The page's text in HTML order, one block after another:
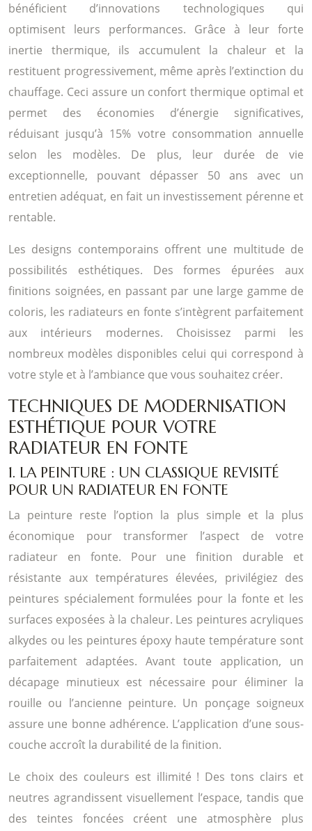
bénéficient d’innovations technologiques qui
optimisent leurs performances. Grâce à leur forte
inertie thermique, ils accumulent la chaleur et la
restituent progressivement, même après l’extinction du
chauffage. Ceci assure un confort thermique optimal et
permet des économies d’énergie significatives,
réduisant jusqu’à 15% votre consommation annuelle
selon les modèles. De plus, leur durée de vie
exceptionnelle, pouvant dépasser 50 ans avec un
entretien adéquat, en fait un investissement pérenne et
rentable.
Les designs contemporains offrent une multitude de
possibilités esthétiques. Des formes épurées aux
finitions soignées, en passant par une large gamme de
coloris, les radiateurs en fonte s’intègrent parfaitement
aux intérieurs modernes. Choisissez parmi les
nombreux modèles disponibles celui qui correspond à
votre style et à l’ambiance que vous souhaitez créer.
TECHNIQUES DE MODERNISATION
ESTHÉTIQUE POUR VOTRE
RADIATEUR EN FONTE
1. LA PEINTURE : UN CLASSIQUE REVISITÉ
POUR UN RADIATEUR EN FONTE
La peinture reste l’option la plus simple et la plus
économique pour transformer l’aspect de votre
radiateur en fonte. Pour une finition durable et
résistante aux températures élevées, privilégiez des
peintures spécialement formulées pour la fonte et les
surfaces exposées à la chaleur. Les peintures acryliques
alkydes ou les peintures époxy haute température sont
parfaitement adaptées. Avant toute application, un
décapage minutieux est nécessaire pour éliminer la
rouille ou l’ancienne peinture. Un ponçage soigneux
assure une bonne adhérence. L’application d’une sous-
couche accroît la durabilité de la finition.
Le choix des couleurs est illimité ! Des tons clairs et
neutres agrandissent visuellement l’espace, tandis que
des teintes foncées créent une atmosphère plus